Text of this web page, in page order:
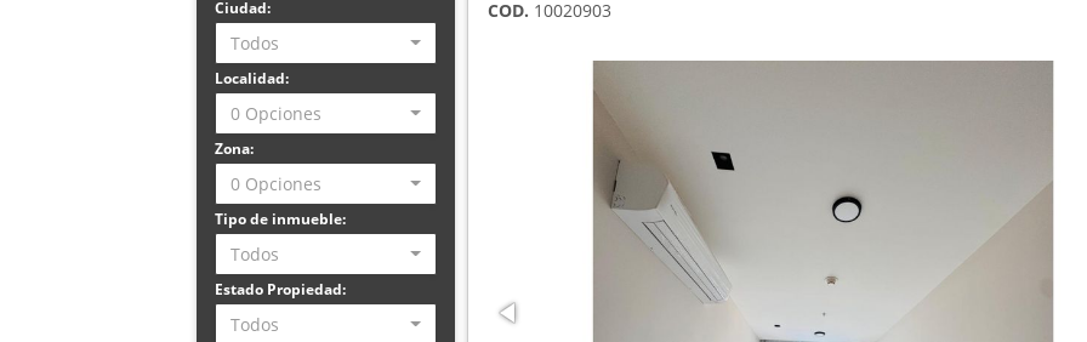
Ciudad:
Todos
Localidad:
0 Opciones
Zona:
0 Opciones
Tipo de inmueble:
Todos
Estado Propiedad:
Todos
COD. 10020903